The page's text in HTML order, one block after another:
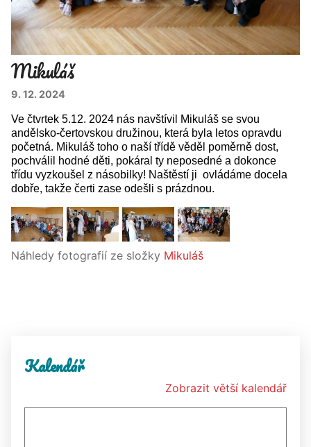
Mikuláš
9. 12. 2024
Ve čtvrtek 5.12. 2024 nás navštívil Mikuláš se svou
andělsko-čertovskou družinou, která byla letos opravdu
početná. Mikuláš toho o naší třídě věděl poměrně dost,
pochválil hodné děti, pokáral ty neposedné a dokonce
třídu vyzkoušel z násobilky! Naštěstí ji ovládáme docela
dobře, takže čerti zase odešli s prázdnou.
Náhledy fotografií ze složky Mikuláš
Kalendář
Zobrazit větší kalendář